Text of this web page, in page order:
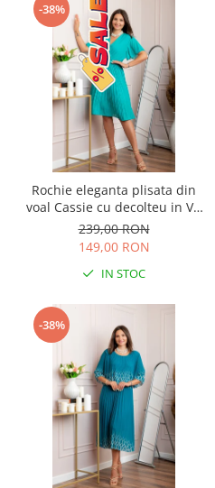
-38%
Rochie eleganta plisata din
voal Cassie cu decolteu in V -
Turcoaz aqua
239,00 RON
149,00 RON
IN STOC
-38%